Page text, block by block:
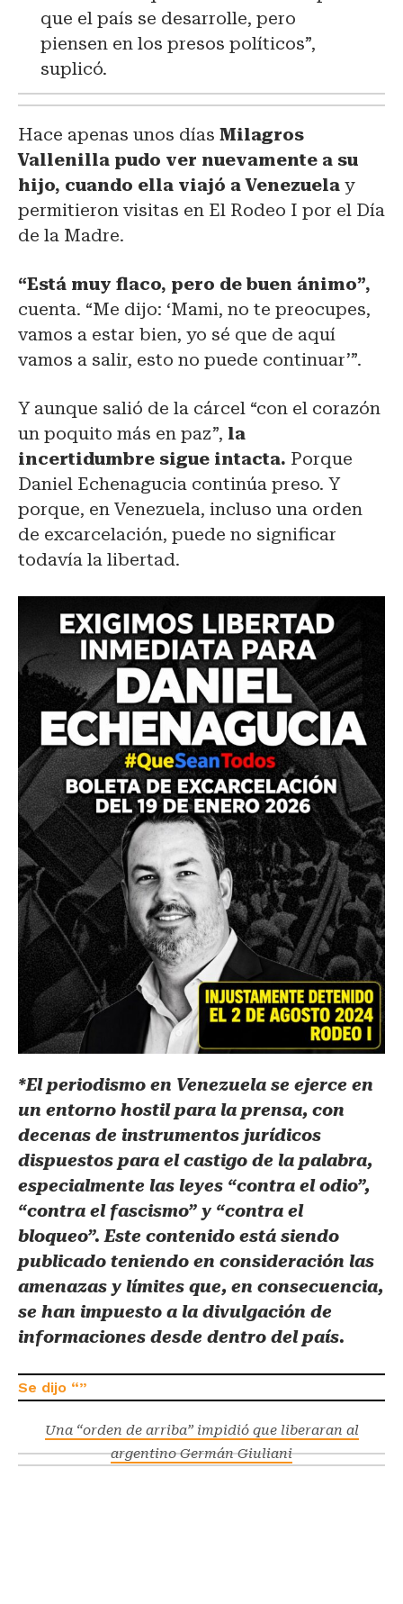
que el país se desarrolle, pero
piensen en los presos políticos”,
suplicó.
Hace apenas unos días Milagros
Vallenilla pudo ver nuevamente a su
hijo, cuando ella viajó a Venezuela y
permitieron visitas en El Rodeo I por el Día
de la Madre.
“Está muy flaco, pero de buen ánimo”,
cuenta. “Me dijo: ‘Mami, no te preocupes,
vamos a estar bien, yo sé que de aquí
vamos a salir, esto no puede continuar’”.
Y aunque salió de la cárcel “con el corazón
un poquito más en paz”, la
incertidumbre sigue intacta. Porque
Daniel Echenagucia continúa preso. Y
porque, en Venezuela, incluso una orden
de excarcelación, puede no significar
todavía la libertad.
*El periodismo en Venezuela se ejerce en
un entorno hostil para la prensa, con
decenas de instrumentos jurídicos
dispuestos para el castigo de la palabra,
especialmente las leyes “contra el odio”,
“contra el fascismo” y “contra el
bloqueo”. Este contenido está siendo
publicado teniendo en consideración las
amenazas y límites que, en consecuencia,
se han impuesto a la divulgación de
informaciones desde dentro del país.
Una “orden de arriba” impidió que liberaran al
argentino Germán Giuliani